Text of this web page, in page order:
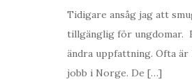
Tidigare ansåg jag att
tillgänglig för ungdomar.
ändra uppfattning. Ofta
jobb i Norge. De […]